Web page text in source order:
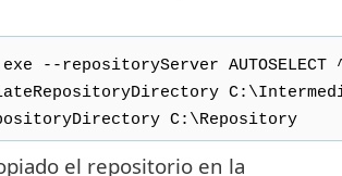
--repositoryServer AUTOSELECT
C:\Repository
el repositorio en la